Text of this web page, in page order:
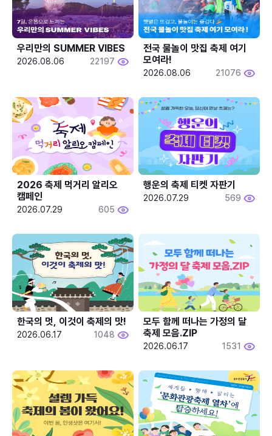
우리만의 SUMMER VIBES
2026.08.06 22197
전국 물놀이 맛집 축제 여기
모여라!
2026.08.06 21076
2026 축제 먹거리 알리오
캠페인
2026.07.29 605
행운의 축제 티켓 자판기
2026.07.29 569
한국의 멋, 이것이 축제의 맛!
2026.06.17 1048
모두 함께 떠나는 가정의 달
축제 모음.ZIP
2026.06.17 1531